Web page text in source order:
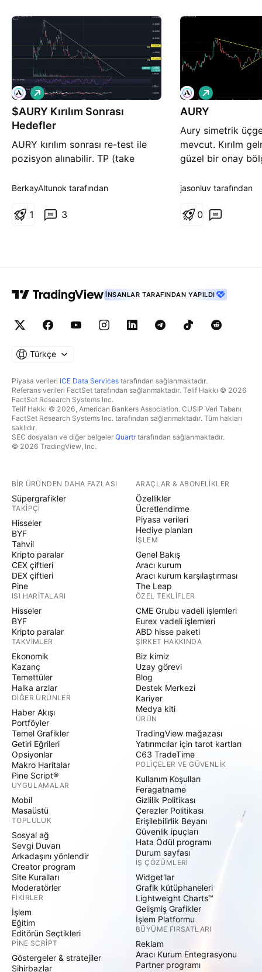
$AURY Kırılım Sonrası
Hedefler
AURY kırılım sonrası re-test ile
pozisyon alınabilir. TP (take
grafikteki gibidir. TP1 alındıktan
taşınmalıdır.
A
l
ş
BerkayAltunok tarafından
3
1
AURY
Aury simetrik
mevcut. Kırılm
güzel bir onay
girilebilir. YTD
A
l
ı
jasonluv tarafından
0
İNSANLAR TARAFINDAN YAPILDI
Türkçe
Piyasa verileri ICE Data Services tarafından sağlanmaktadır.
Referans verileri FactSet tarafından sağlanmaktadır. Telif Hakkı © 2026
FactSet Research Systems Inc.
Telif Hakkı © 2026, American Bankers Association. CUSIP Veri Tabanı
FactSet Research Systems Inc. tarafından sağlanmaktadır. Tüm hakları
saklıdır.
SEC dosyaları ve diğer belgeler Quartrtarafından sağlanmaktadır.
© 2026 TradingView, Inc.
BIR ÜRÜNDEN DAHA FAZLASI
Süpergrafikler
TAKIPÇI
Hisseler
BYF
Tahvil
Kripto paralar
CEX çiftleri
DEX çiftleri
Pine
ISI HARITALARI
Hisseler
BYF
Kripto paralar
TAKVIMLER
Ekonomik
Kazanç
Temettüler
Halka arzlar
DIĞER ÜRÜNLER
Haber Akışı
Portföyler
Temel Grafikler
Getiri Eğrileri
Opsiyonlar
Makro Haritalar
Pine Script®
UYGULAMALAR
Mobil
Masaüstü
TOPLULUK
Sosyal ağ
Sevgi Duvarı
Arkadaşını yönlendir
Creator program
Site Kuralları
Moderatörler
FIKIRLER
İşlem
Eğitim
Editörün Seçtikleri
PINE SCRIPT
Göstergeler & stratejiler
Sihirbazlar
ARAÇLAR & ABONELIKLER
Özellikler
Ücretlendirme
Piyasa verileri
Hediye planları
İŞLEM
Genel Bakış
Aracı kurum
Aracı kurum karşılaştırması
The Leap
ÖZEL TEKLIFLER
CME Grubu vadeli işlemleri
Eurex vadeli işlemleri
ABD hisse paketi
ŞIRKET HAKKINDA
Biz kimiz
Uzay görevi
Blog
Destek Merkezi
Kariyer
Medya kiti
ÜRÜN
TradingView mağazası
Yatırımcılar için tarot kartları
C63 TradeTime
POLIÇELER VE GÜVENLIK
Kullanım Koşulları
Feragatname
Gizlilik Politikası
Çerezler Politikası
Erişilebilirlik Beyanı
Güvenlik ipuçları
Hata Ödül programı
Durum sayfası
İŞ ÇÖZÜMLERI
Widget'lar
Grafik kütüphaneleri
Lightweight Charts™
Gelişmiş Grafikler
İşlem Platformu
BÜYÜME FIRSATLARI
Reklam
Aracı Kurum Entegrasyonu
Partner programı